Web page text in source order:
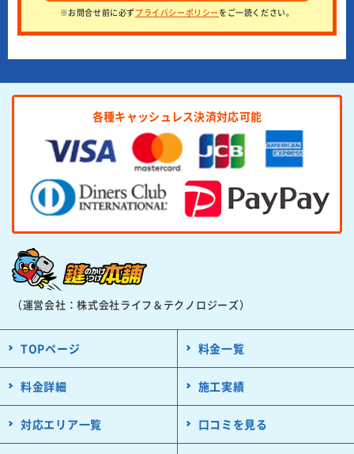
※お問合せ前に必ずプライバシーポリシー をご一読ください。
各種キャッシュレス決済対応可能
（運営会社：株式会社ライフ＆テクノロジーズ）
TOPページ 料金一覧
料金詳細 施工実績
対応エリア一覧 口コミを見る